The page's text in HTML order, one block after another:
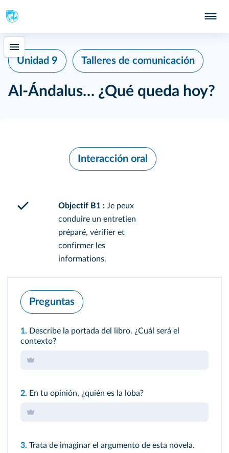
Unidad 9 Talleres de comunicación
Al-Ándalus… ¿Qué queda hoy?
Interacción oral
Objectif B1 : Je peux
conduire un entretien
préparé, vérifier et
confirmer les
informations.
Preguntas
1. Describe la portada del libro. ¿Cuál será el
contexto?
2. En tu opinión, ¿quién es la loba?
3. Trata de imaginar el argumento de esta novela.